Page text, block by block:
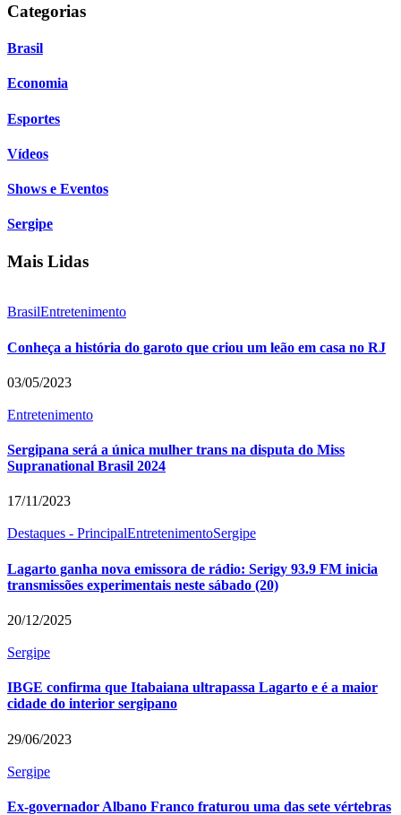
Categorias
Brasil
Economia
Esportes
Vídeos
Shows e Eventos
Sergipe
Mais Lidas
BrasilEntretenimento
Conheça a história do garoto que criou um leão em casa no RJ
03/05/2023
Entretenimento
Sergipana será a única mulher trans na disputa do Miss
Supranational Brasil 2024
17/11/2023
Destaques - PrincipalEntretenimentoSergipe
Lagarto ganha nova emissora de rádio: Serigy 93.9 FM inicia
transmissões experimentais neste sábado (20)
20/12/2025
Sergipe
IBGE confirma que Itabaiana ultrapassa Lagarto e é a maior
cidade do interior sergipano
29/06/2023
Sergipe
Ex-governador Albano Franco fraturou uma das sete vértebras